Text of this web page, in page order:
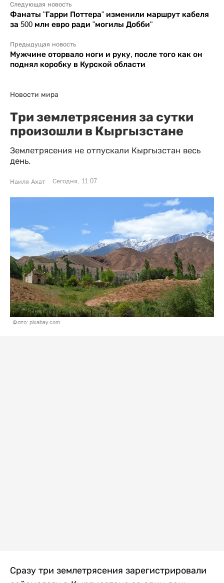
Следующая новость
Фанаты "Гарри Поттера" изменили маршрут кабеля
за 500 млн евро ради "могилы Добби"
Предыдущая новость
Мужчине оторвало ноги и руку, после того как он
поднял коробку в Курской области
Новости мира
Три землетрясения за сутки
произошли в Кыргызстане
Землетрясения не отпускали Кыргызстан весь
день.
Наиля Ахат Сегодня, 11:07
Фото: pixabay.com
Сразу три землетрясения зарегистрировали